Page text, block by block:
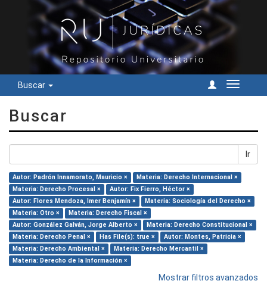
Buscar
Cambiar
Buscar
Ir
Autor: Padrón Innamorato, Mauricio ×
Materia: Derecho Internacional ×
Materia: Derecho Procesal ×
Autor: Fix Fierro, Héctor ×
Autor: Flores Mendoza, Imer Benjamín ×
Materia: Sociología del Derecho ×
Materia: Otro ×
Materia: Derecho Fiscal ×
Autor: González Galván, Jorge Alberto ×
Materia: Derecho Constitucional ×
Materia: Derecho Penal ×
Has File(s): true ×
Autor: Montes, Patricia ×
Materia: Derecho Ambiental ×
Materia: Derecho Mercantil ×
Materia: Derecho de la Información ×
Mostrar filtros avanzados